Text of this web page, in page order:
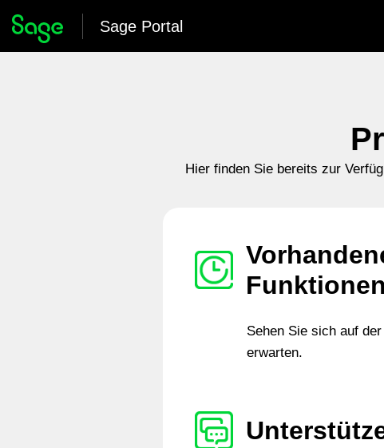
Sage Portal
Hier finden Sie bereits zur
Funktionen
Sehen Sie sich auf der
erwarten.